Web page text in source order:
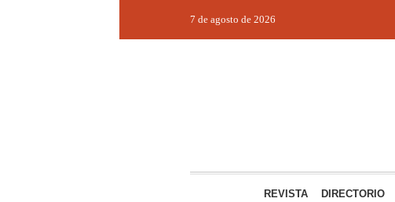
7 de agosto de 2026
REVISTA DIRECTORIO